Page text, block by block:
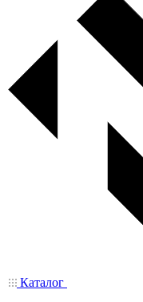
Каталог